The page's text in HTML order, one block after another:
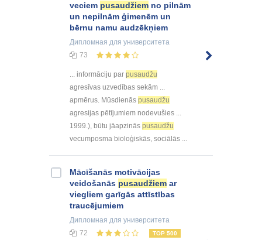
veciem pusaudžiem no pilnām
un nepilnām ģimenēm un
bērnu namu audzēkņiem
Дипломная для университета
73
... informāciju par pusaudžu
agresīvas uzvedības sekām ...
apmērus. Mūsdienās pusaudžu
agresijas pētījumiem nodevušies ...
1999.), būtu jāapzinās pusaudžu
vecumposma bioloģiskās, sociālās ...
Mācīšanās motivācijas
veidošanās pusaudžiem ar
viegliem garīgās attīstības
traucējumiem
Дипломная для университета
72
TOP 500